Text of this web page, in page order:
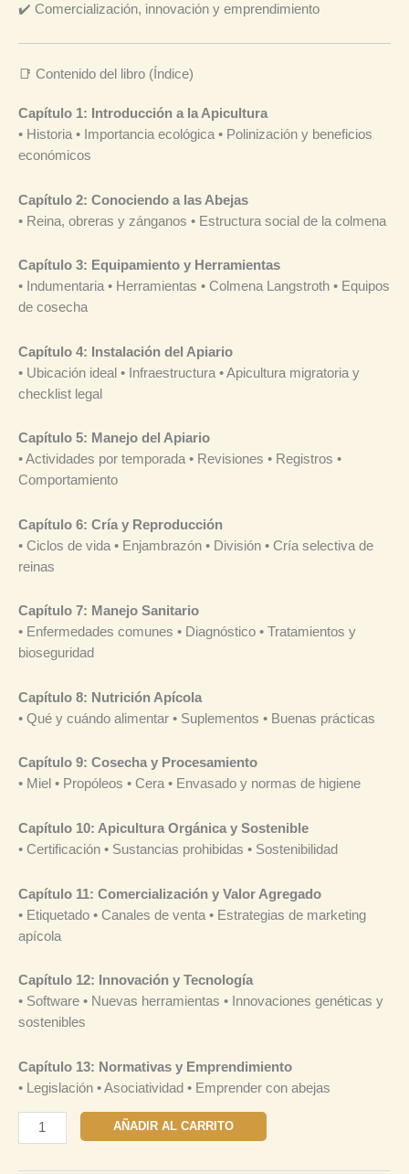
✔️ Comercialización, innovación y emprendimiento
📑 Contenido del libro (Índice)
Capítulo 1: Introducción a la Apicultura
• Historia • Importancia ecológica • Polinización y beneficios
económicos
Capítulo 2: Conociendo a las Abejas
• Reina, obreras y zánganos • Estructura social de la colmena
Capítulo 3: Equipamiento y Herramientas
• Indumentaria • Herramientas • Colmena Langstroth • Equipos
de cosecha
Capítulo 4: Instalación del Apiario
• Ubicación ideal • Infraestructura • Apicultura migratoria y
checklist legal
Capítulo 5: Manejo del Apiario
• Actividades por temporada • Revisiones • Registros •
Comportamiento
Capítulo 6: Cría y Reproducción
• Ciclos de vida • Enjambrazón • División • Cría selectiva de
reinas
Capítulo 7: Manejo Sanitario
• Enfermedades comunes • Diagnóstico • Tratamientos y
bioseguridad
Capítulo 8: Nutrición Apícola
• Qué y cuándo alimentar • Suplementos • Buenas prácticas
Capítulo 9: Cosecha y Procesamiento
• Miel • Propóleos • Cera • Envasado y normas de higiene
Capítulo 10: Apicultura Orgánica y Sostenible
• Certificación • Sustancias prohibidas • Sostenibilidad
Capítulo 11: Comercialización y Valor Agregado
• Etiquetado • Canales de venta • Estrategias de marketing
apícola
Capítulo 12: Innovación y Tecnología
• Software • Nuevas herramientas • Innovaciones genéticas y
sostenibles
Capítulo 13: Normativas y Emprendimiento
• Legislación • Asociatividad • Emprender con abejas
AÑADIR AL CARRITO